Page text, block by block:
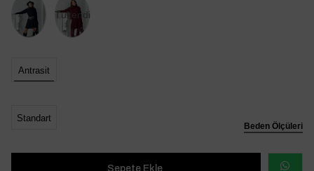
Tükendi
Beden Ölçüleri
Antrasit
Standart